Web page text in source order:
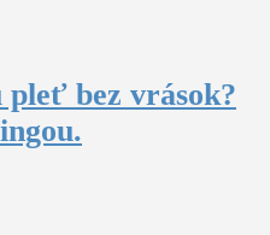
bez vrások?